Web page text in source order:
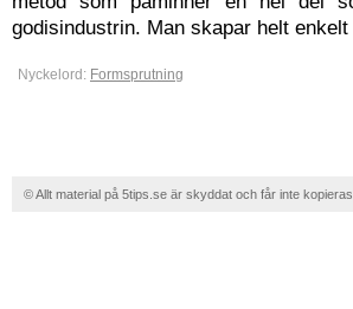
godisindustrin. Man skapar helt
Nyckelord: Formsprutning
© Allt material på 5tips.se är skyddat och får inte